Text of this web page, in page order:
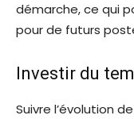
démarche, ce qui
pour de futurs
Investir du
Suivre l’évolution